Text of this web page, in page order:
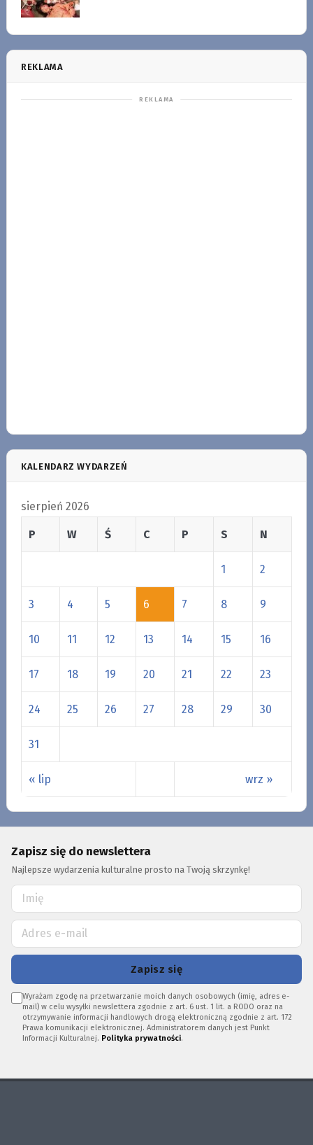
REKLAMA
KALENDARZ WYDARZEŃ
sierpień 2026
P W Ś C P S N
« lip wrz »
1 2
3 4 5 6 7 8 9
10 11 12 13 14 15 16
17 18 19 20 21 22 23
24 25 26 27 28 29 30
31
Zapisz się do newslettera
Najlepsze wydarzenia kulturalne prosto na Twoją skrzynkę!
Zapisz się
Wyrażam zgodę na przetwarzanie moich danych osobowych (imię, adres e-
mail) w celu wysyłki newslettera zgodnie z art. 6 ust. 1 lit. a RODO oraz na
otrzymywanie informacji handlowych drogą elektroniczną zgodnie z art. 172
Prawa komunikacji elektronicznej. Administratorem danych jest Punkt
Informacji Kulturalnej. Polityka prywatności.